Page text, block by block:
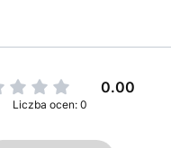
0.00
Liczba ocen: 0